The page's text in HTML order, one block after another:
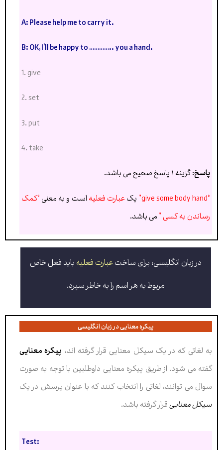
A: Please help me to carry it.
B: OK, I’ll be happy to ………….. you a hand.
1. give
2. set
3. put
4. take
پاسخ: گزینه ۱ پاسخ صحیح می باشد.
“give some body hand”
یکعبارت فعلیهاست و به معنی“کمک
رساندن به کسی ”می باشد.
در زبان انگلیسی، برای ساختعبارت فعلیهباید فعل خاص
مربوط به هر اسم را به خاطر سپرد.
پیکره معنایی در زبان انگلیسی
به لغاتی که در یک سیکل معنایی قرار گرفته اند، پیکره معنایی
گفته می شود. از طریق پیکره معنایی داوطلبین با توجه به صورت
سوال می توانند، لغاتی را انتخاب کنند که با عنوان پرسش در یک
سیکل معناییقرار گرفته باشد.
Test: